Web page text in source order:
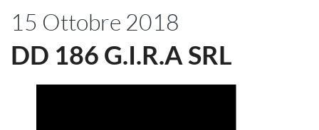
15 Ottobre 2018
DD 186 G.I.R.A SRL